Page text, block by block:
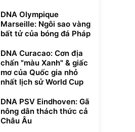
DNA Olympique
Marseille: Ngôi sao vàng
bất tử của bóng đá Pháp
DNA Curacao: Cơn địa
chấn "màu Xanh" & giấc
mơ của Quốc gia nhỏ
nhất lịch sử World Cup
DNA PSV Eindhoven: Gã
nông dân thách thức cả
Châu Âu